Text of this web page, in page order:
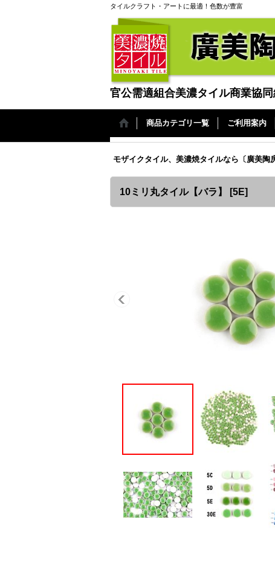
タイルクラフト・アートに最適！色数が豊富
官公需適組合美濃タイル商業協
商品カテゴリ一覧 ご利用案内
モザイクタイル、美濃焼タイルなら〔廣美陶
10ミリ丸タイル【バラ】 [5E]